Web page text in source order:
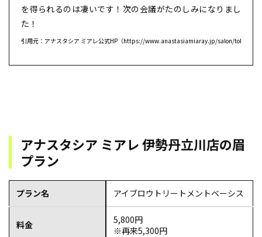
を得られるのは凄いです！次の会議がたのしみになりまし
た！
引用元：アナスタシア ミアレ公式HP（https://www.anastasiamiaray.jp/salon/
アナスタシア ミアレ 伊勢丹立川店の眉
プラン
プラン名 アイブロウトリートメントベーシス
料金
5,800円
※再来5,300円